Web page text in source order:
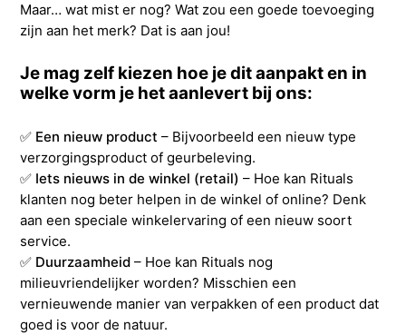
Maar… wat mist er nog? Wat zou een goede toevoeging
zijn aan het merk? Dat is aan jou!
Je mag zelf kiezen hoe je dit aanpakt en in
welke vorm je het aanlevert bij ons:
✅ Een nieuw product – Bijvoorbeeld een nieuw type
verzorgingsproduct of geurbeleving.
✅ Iets nieuws in de winkel (retail) – Hoe kan Rituals
klanten nog beter helpen in de winkel of online? Denk
aan een speciale winkelervaring of een nieuw soort
service.
✅ Duurzaamheid – Hoe kan Rituals nog
milieuvriendelijker worden? Misschien een
vernieuwende manier van verpakken of een product dat
goed is voor de natuur.